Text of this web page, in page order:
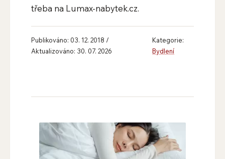
třeba na Lumax-nabytek.cz.
Publikováno: 03. 12. 2018 /
Aktualizováno: 30. 07. 2026
Kategorie:
Bydlení